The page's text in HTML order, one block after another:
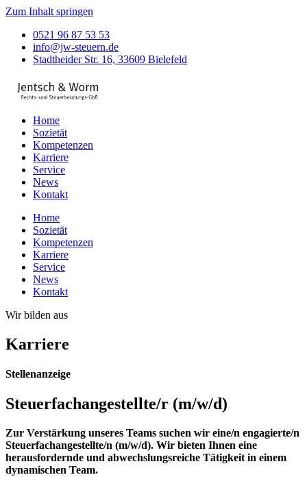
Zum Inhalt springen
0521 96 87 53 53
info@jw-steuern.de
Stadtheider Str. 16, 33609 Bielefeld
Home
Sozietät
Kompetenzen
Karriere
Service
News
Kontakt
Home
Sozietät
Kompetenzen
Karriere
Service
News
Kontakt
Wir bilden aus
Karriere
Stellenanzeige
Steuerfach­angestellte/r (m/w/d)
Zur Verstärkung unseres Teams suchen wir eine/n engagierte/n
Steuerfachangestellte/n (m/w/d). Wir bieten Ihnen eine
herausfordernde und abwechslungsreiche Tätigkeit in einem
dynamischen Team.